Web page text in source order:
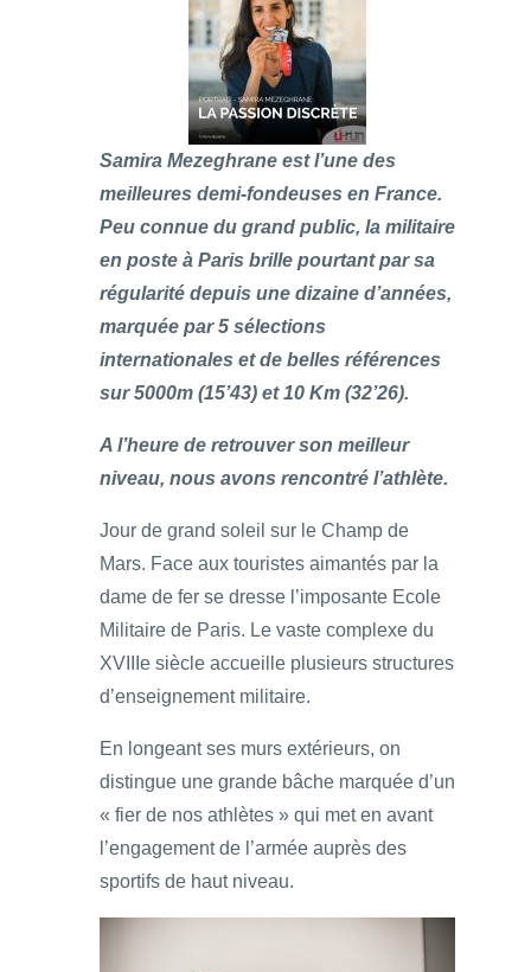
Samira Mezeghrane est l’une des
meilleures demi-fondeuses en France.
Peu connue du grand public, la militaire
en poste à Paris brille pourtant par sa
régularité depuis une dizaine d’années,
marquée par 5 sélections
internationales et de belles références
sur 5000m (15’43) et 10 Km (32’26).
A l’heure de retrouver son meilleur
niveau, nous avons rencontré l’athlète.
Jour de grand soleil sur le Champ de
Mars. Face aux touristes aimantés par la
dame de fer se dresse l’imposante Ecole
Militaire de Paris. Le vaste complexe du
XVIIIe siècle accueille plusieurs structures
d’enseignement militaire.
En longeant ses murs extérieurs, on
distingue une grande bâche marquée d’un
« fier de nos athlètes » qui met en avant
l’engagement de l’armée auprès des
sportifs de haut niveau.